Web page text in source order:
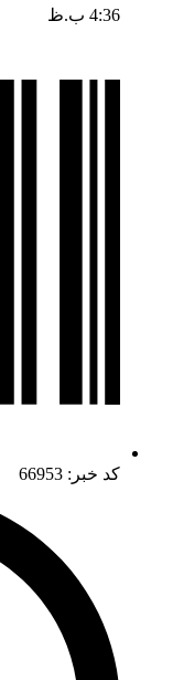
4:36 ب.ظ
کد خبر: 66953